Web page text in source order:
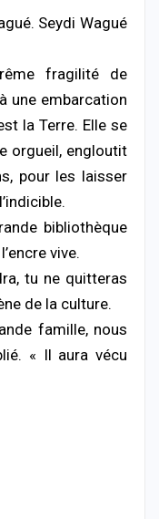
Seydi Wagué
fragilité de
une embarcation
la Terre. Elle se
orgueil, engloutit
pour les laisser
bibliothèque
vive.
tu ne quitteras
de la culture.
famille, nous
« Il aura vécu